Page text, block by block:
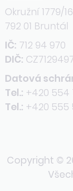
Okružní 1779/16
792 01 Bruntál
IČ: 712 94 970
DIČ:
Datová
Tel.: +420 554
Tel.: +420 555
Copyright ©